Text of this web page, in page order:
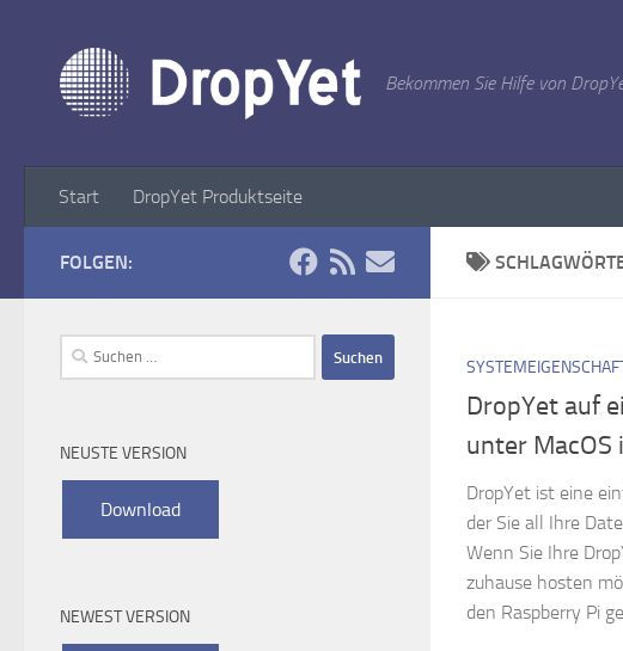
Bekommen Sie Hilfe von
Start DropYet Produktseite
DropYet auf
unter MacOS
DropYet ist eine
der Sie all Ihre
Wenn Sie Ihre
zuhause hosten
den Raspberry Pi
FOLGEN:
Suchen
nach:
NEUSTE VERSION
NEWEST VERSION